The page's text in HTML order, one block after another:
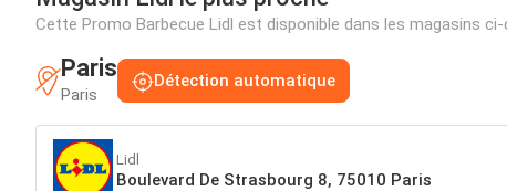
Cette Promo Barbecue Lidl est disponible dans les magasins
Paris
Paris
Détection automatique
Lidl
Boulevard De Strasbourg 8, 75010 Paris